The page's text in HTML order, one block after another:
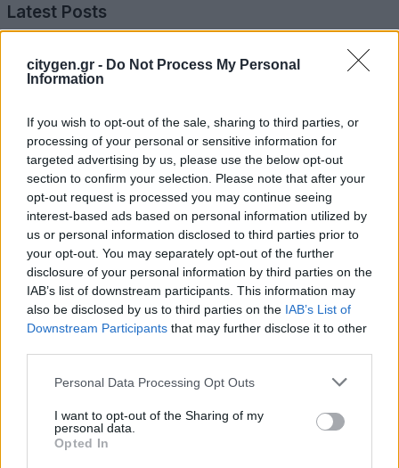
citygen.gr - Do Not Process My Personal
Information
If you wish to opt-out of the sale, sharing to third parties, or
processing of your personal or sensitive information for
targeted advertising by us, please use the below opt-out
section to confirm your selection. Please note that after your
opt-out request is processed you may continue seeing
interest-based ads based on personal information utilized by
us or personal information disclosed to third parties prior to
your opt-out. You may separately opt-out of the further
disclosure of your personal information by third parties on the
IAB’s list of downstream participants. This information may
also be disclosed by us to third parties on the IAB’s List of
Downstream Participants that may further disclose it to other
Personal Data Processing Opt Outs
I want to opt-out of the Sharing of my
personal data.
Opted In
Latest Posts
Όμιλος Σαρακάκη: Παραχώρησε το νέο Maxus T60 Max
στην ΕΠΟΜΕΑ Βιλίων
Ν. Χαρδαλιάς: «Με το Παρατηρητήριο Έργων η
Περιφέρεια αποκτά ένα πρωτοποριακό ψηφιακό
εργαλείο λογοδοσίας»
6 Αυγούστου 2026
Δήμος Αθηναίων: 43 σχολικές αυλές γίνονται πιο
πράσινες και πιο δροσερές
5 Αυγούστου 2026
Η FARIA Renewables προχώρησε στην ηλεκτροδότηση
του αιολικού πάρκου Faria Αίολος Λάρυμνα
5 Αυγούστου 2026
ΥΠΕΝ: Διευρύνεται ο κατάλογος των
Προστατευόμενων Τοπίων σε 12